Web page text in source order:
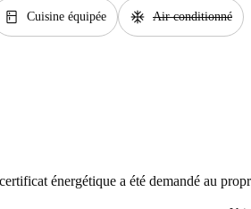
kitchen Cuisine équipée ac_unit Air conditionné
énergétique a été demandé au